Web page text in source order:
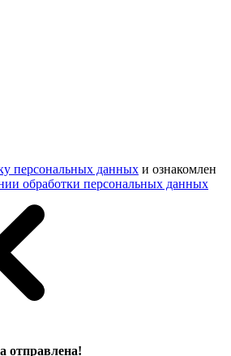
персональных данных и ознакомлен
обработки персональных данных
отправлена!